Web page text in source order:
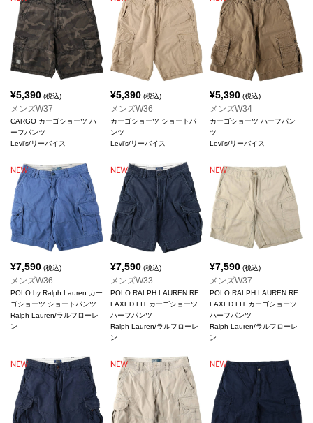
¥5,390 (税込)
メンズW37
CARGO カーゴショーツ ハ
ーフパンツ
Levi's/リーバイス
¥5,390(税込)
メンズW36
カーゴショーツ ショートパ
ンツ
Levi's/リーバイス
¥5,390 (税込)
メンズW34
カーゴショーツ ハーフパン
ツ
Levi's/リーバイス
¥7,590 (税込)
メンズW36
POLO by Ralph Lauren カー
ゴショーツ ショートパンツ
Ralph Lauren/ラルフローレ
ン
¥7,590(税込)
メンズW33
POLO RALPH LAUREN RE
LAXED FIT カーゴショーツ
ハーフパンツ
Ralph Lauren/ラルフローレ
ン
¥7,590 (税込)
メンズW37
POLO RALPH LAUREN RE
LAXED FIT カーゴショーツ
ハーフパンツ
Ralph Lauren/ラルフローレ
ン